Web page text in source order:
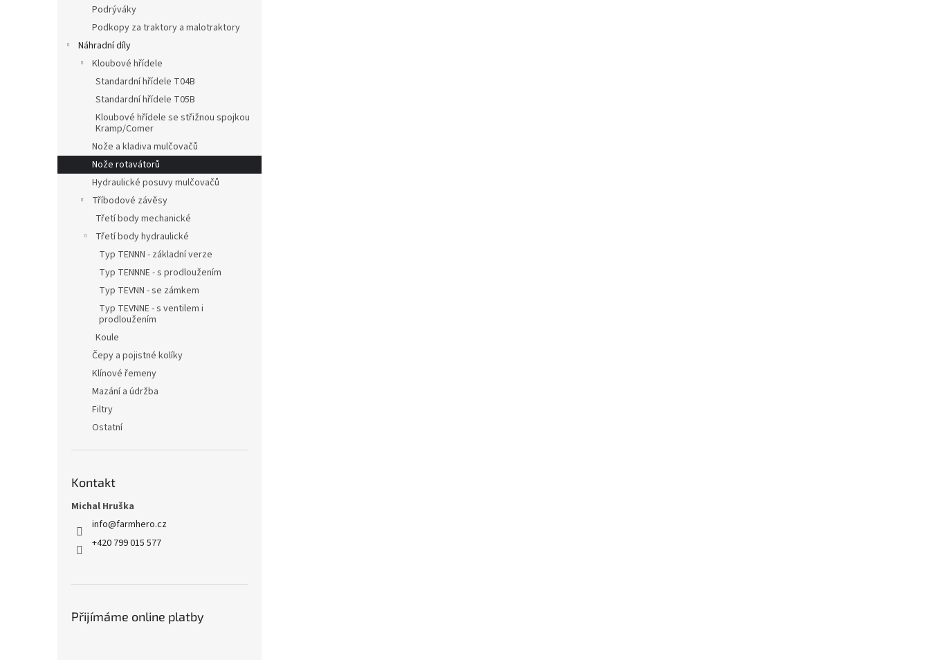
Podrýváky
Podkopy za traktory a malotraktory
Náhradní díly
Kloubové hřídele
Standardní hřídele T04B
Standardní hřídele T05B
Kloubové hřídele se střižnou spojkou
Kramp/Comer
Nože a kladiva mulčovačů
Nože rotavátorů
Hydraulické posuvy mulčovačů
Tříbodové závěsy
Třetí body mechanické
Třetí body hydraulické
Typ TENNN - základní verze
Typ TENNNE - s prodloužením
Typ TEVNN - se zámkem
Typ TEVNNE - s ventilem i
prodloužením
Koule
Čepy a pojistné kolíky
Klínové řemeny
Mazání a údržba
Filtry
Ostatní
Kontakt
Michal Hruška
info@farmhero.cz
+420 799 015 577
Přijímáme online platby